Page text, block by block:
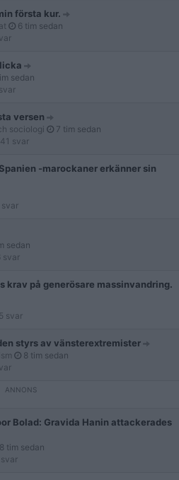
första kur.
6 tim sedan
sedan
versen
sociologi
7 tim sedan
svar
-marockaner erkänner sin
svar
sedan
svar
krav på generösare massinvandring.
svar
styrs av vänsterextremister
8 tim sedan
Bolad: Gravida Hanin attackerades
8 tim sedan